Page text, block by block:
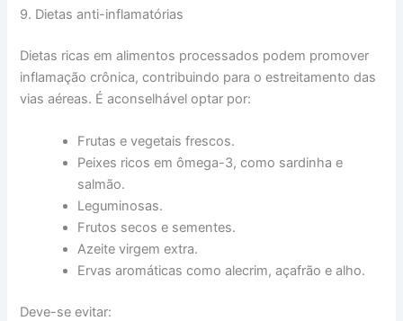
9. Dietas anti-inflamatórias
Dietas ricas em alimentos processados podem promover
inflamação crônica, contribuindo para o estreitamento das
vias aéreas. É aconselhável optar por:
Frutas e vegetais frescos.
Peixes ricos em ômega-3, como sardinha e
salmão.
Leguminosas.
Frutos secos e sementes.
Azeite virgem extra.
Ervas aromáticas como alecrim, açafrão e alho.
Deve-se evitar: